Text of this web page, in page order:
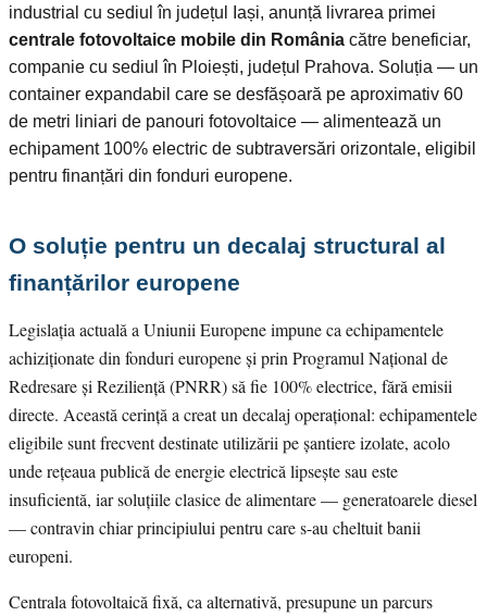
industrial cu sediul în județul Iași, anunță livrarea primei
centrale fotovoltaice mobile din România către beneficiar,
companie cu sediul în Ploiești, județul Prahova. Soluția — un
container expandabil care se desfășoară pe aproximativ 60
de metri liniari de panouri fotovoltaice — alimentează un
echipament 100% electric de subtraversări orizontale, eligibil
pentru finanțări din fonduri europene.
O soluție pentru un decalaj structural al
finanțărilor europene
Legislația actuală a Uniunii Europene impune ca echipamentele
achiziționate din fonduri europene și prin Programul Național de
Redresare și Reziliență (PNRR) să fie 100% electrice, fără emisii
directe. Această cerință a creat un decalaj operațional: echipamentele
eligibile sunt frecvent destinate utilizării pe șantiere izolate, acolo
unde rețeaua publică de energie electrică lipsește sau este
insuficientă, iar soluțiile clasice de alimentare — generatoarele diesel
— contravin chiar principiului pentru care s-au cheltuit banii
europeni.
Centrala fotovoltaică fixă, ca alternativă, presupune un parcurs